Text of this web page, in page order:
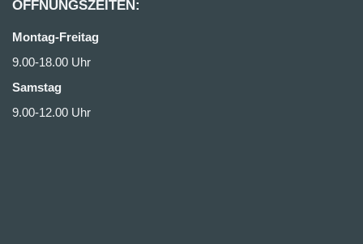
ÖFFNUNGSZEITEN:
Montag-Freitag
9.00-18.00 Uhr
Samstag
9.00-12.00 Uhr